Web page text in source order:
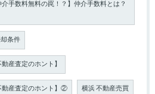
手数料無料の罠！？】仲介手数料とは？
条件
産査定のホント】
動産査定のホント】② 横浜 不動産売買